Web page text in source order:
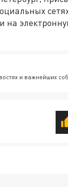
на
и важнейших